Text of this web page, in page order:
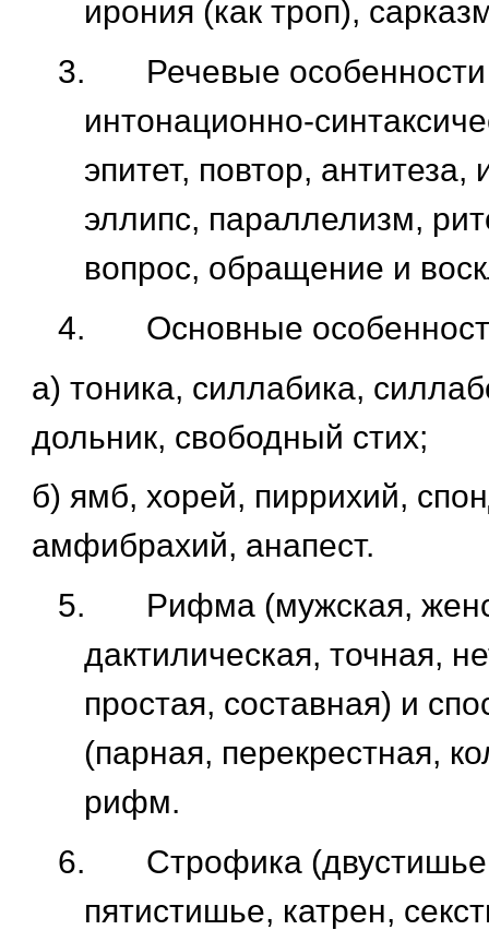
ирония (как троп),
3.
Речевые
интонационно-
эпитет, повтор, антитеза,
эллипс, параллелизм,
вопрос, обращение и
4.
Основные
а) тоника, силлабика,
дольник, свободный стих;
б) ямб, хорей, пиррихий,
амфибрахий, анапест.
5.
Рифма (мужская,
дактилическая, точная,
простая, составная) и
(парная, перекрестная,
рифм.
6.
Строфика
пятистишье, катрен,